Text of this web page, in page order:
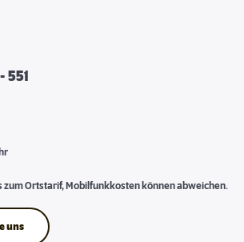
551
zum Ortstarif, Mobilfunkkosten können abweichen.
uns